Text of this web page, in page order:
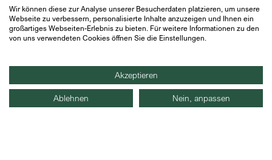
Wir können diese zur Analyse unserer Besucherdaten platzieren, um unsere
Webseite zu verbessern, personalisierte Inhalte anzuzeigen und Ihnen ein
großartiges Webseiten-Erlebnis zu bieten. Für weitere Informationen zu den
von uns verwendeten Cookies öffnen Sie die Einstellungen.
Akzeptieren
Ablehnen Nein, anpassen